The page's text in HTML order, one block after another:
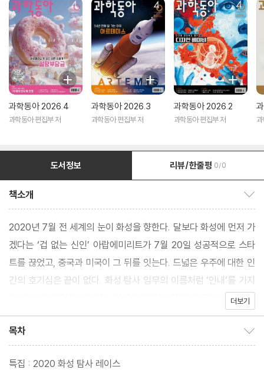
과학동아 2026.4
과학동아 편집부 저
과학동아 2026.3
과학동아 편집부 저
과학동아 2026.2
과학동아 편집부 저
도서정보 리뷰/한줄평 0/0
책소개
2020년 7월 전 세계의 눈이 화성을 향한다. 달보다 화성에 먼저 가
겠다는 ‘겁 없는 신인’ 아랍에미리트가 7월 20일 성공적으로 스타
트를 끊었고, 중국과 미국이 그 뒤를 잇는다. 드넓은 우주에 대한 인
간의 호기심은 끝이 없다. 화성 탐사 임무의 이름처럼 ‘인내’를 가지
고 ‘하늘에 질문’을 던지려는 인류의 도전과 ‘희망’을 표지에 담았다.
더보기
목차
특집 : 2020 화성 탐사 레이스